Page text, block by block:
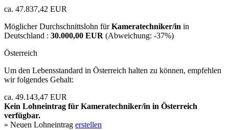
ca. 47.837,42 EUR
Möglicher Durchschnittslohn fürKameratechniker/in in
Deutschland : 30.000,00 EUR (Abweichung: -37%)
Österreich
Um den Lebensstandard in Österreich halten zu können, empfehlen
wir folgendes Gehalt:
ca. 49.143,47 EUR
Kein Lohneintrag für Kameratechniker/in in Österreich
verfügbar.
» Neuen Lohneintrag erstellen